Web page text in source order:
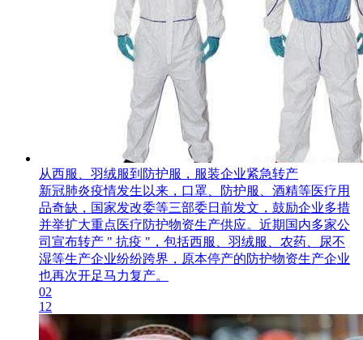
从西服、羽绒服到防护服，服装企业紧急转产
新冠肺炎疫情发生以来，口罩、防护服、酒精等医疗用
品奇缺，国家发改委等三部委日前发文，鼓励企业多措
并举扩大重点医疗防护物资生产供应。近期国内多家公
司宣布转产 " 抗疫 "，包括西服、羽绒服、农药、尿不
湿等生产企业纷纷跨界，原本停产的防护物资生产企业
也再次开足马力复产。
02
12